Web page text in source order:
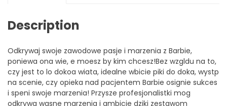
Description
Odkrywaj swoje zawodowe pasje i marzenia z Barbie,
poniewa ona wie, e moesz by kim chcesz!Bez wzgldu na to,
czy jest to lo dokoa wiata, idealne wbicie piki do doka, wystp
na scenie, czy opieka nad pacjentem Barbie osignie sukces
i speni swoje marzenia! Przysze profesjonalistki mog
odkrywa wasne marzenia i ambicje dziki zestawom